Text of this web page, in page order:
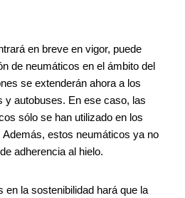
en breve en vigor, puede
de neumáticos en el ámbito del
se extenderán ahora a los
y autobuses. En ese caso, las
sólo se han utilizado en los
estos neumáticos ya no
adherencia al hielo.
la sostenibilidad hará que la